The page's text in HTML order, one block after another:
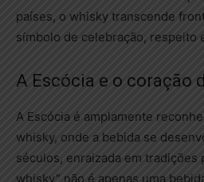
países, o whisky transcende
símbolo de celebração, respeito
A Escócia e o coração
A Escócia é amplamente
whisky, onde a bebida se
séculos, enraizada em tradições
whisky” não é apenas uma